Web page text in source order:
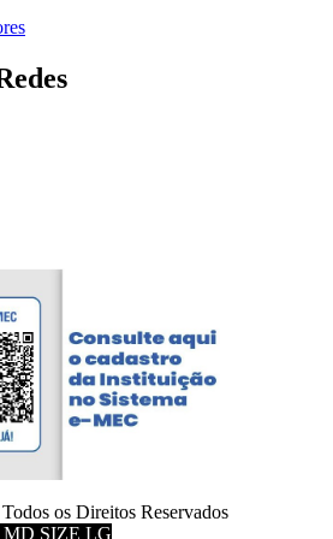
os Direitos Reservados
MD SIZE LG